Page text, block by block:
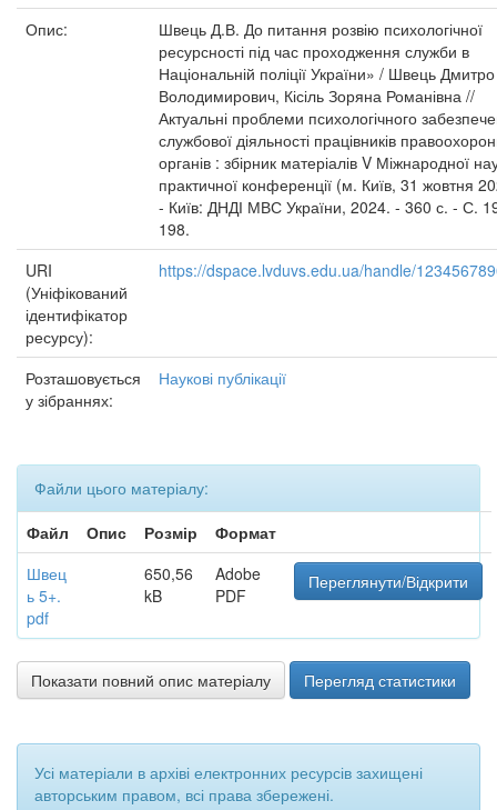
Опис:
Швець Д.В. До питання розвію психологічної
ресурсності під час проходження служби в
Національній поліції України» / Швець Дмитро
Володимирович, Кісіль Зоряна Романівна //
Актуальні проблеми психологічного
службової діяльності працівників
органів : збірник матеріалів V Міжнародної
практичної конференції (м. Київ, 31 жовтня
- Київ: ДНДІ МВС України, 2024. - 360 с. - С.
198.
URI
(Уніфікований
ідентифікатор
ресурсу):
https://dspace.lvduvs.edu.ua/handle/
Розташовується
у зібраннях:
Наукові публікації
Файли цього матеріалу:
Файл
Опис Розмір
Формат
Швец
ь 5+.
pdf
650,56
kB
Adobe
PDF
Переглянути/Відкрити
Показати повний опис матеріалу Перегляд статистики
Усі матеріали в архіві електронних ресурсів захищені
авторським правом, всі права збережені.